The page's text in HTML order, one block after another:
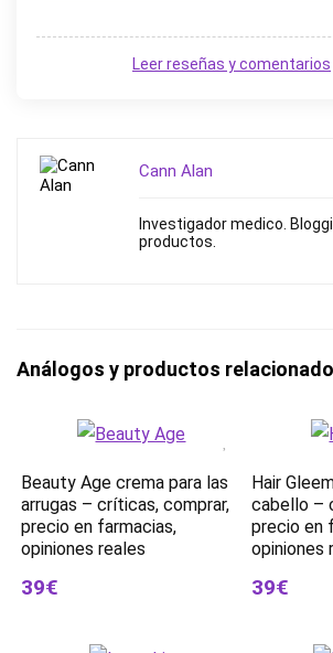
Leer reseñas y comentarios
Cann Alan
Investigador medico.
productos.
Análogos y productos
Beauty Age crema para las
arrugas – críticas, comprar,
precio en farmacias,
opiniones reales
39€
Hair
cabello –
precio en
opiniones
39€